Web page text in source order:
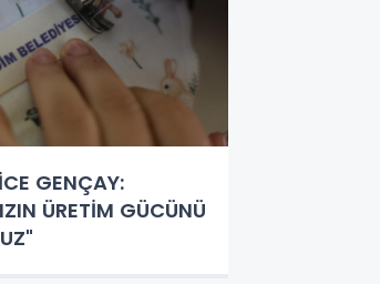
GENÇAY:
ÜRETİM GÜCÜNÜ